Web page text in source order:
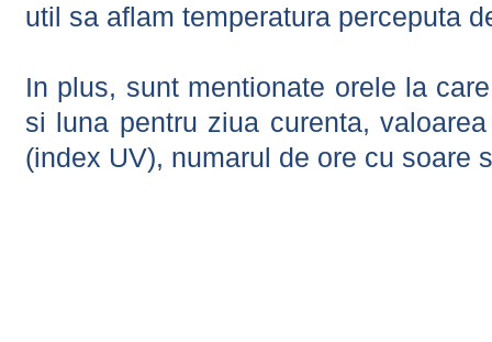
util sa aflam temperatura perceputa
In plus, sunt mentionate orele la
si luna pentru ziua curenta,
(index UV), numarul de ore cu soare